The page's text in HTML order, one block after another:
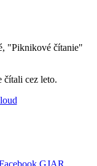
"Piknikové čítanie"
čítali cez leto.